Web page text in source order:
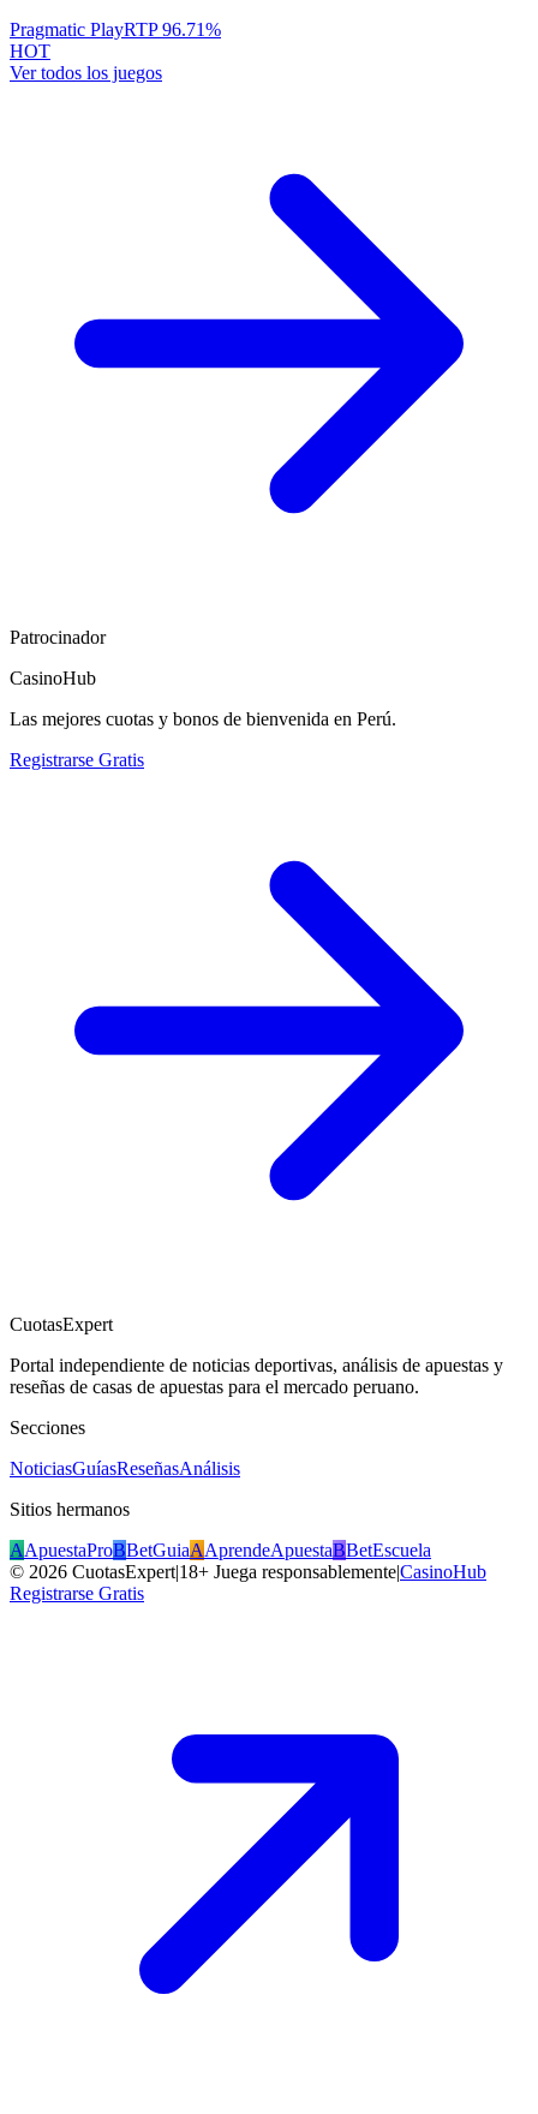
Pragmatic PlayRTP96.71%
HOT
Ver todos los juegos
Patrocinador
CasinoHub
Las mejores cuotas y bonos de bienvenida en Perú.
Registrarse Gratis
CuotasExpert
Portal independiente de noticias deportivas, análisis de apuestas y
reseñas de casas de apuestas para el mercado peruano.
Secciones
NoticiasGuíasReseñasAnálisis
Sitios hermanos
AApuestaProBBetGuiaAAprendeApuestaBBetEscuela
© 2026 CuotasExpert|18+ Juega responsablemente|CasinoHub
Registrarse Gratis